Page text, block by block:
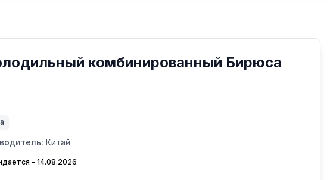
комбинированный Бирюса
Китай
- 14.08.2026